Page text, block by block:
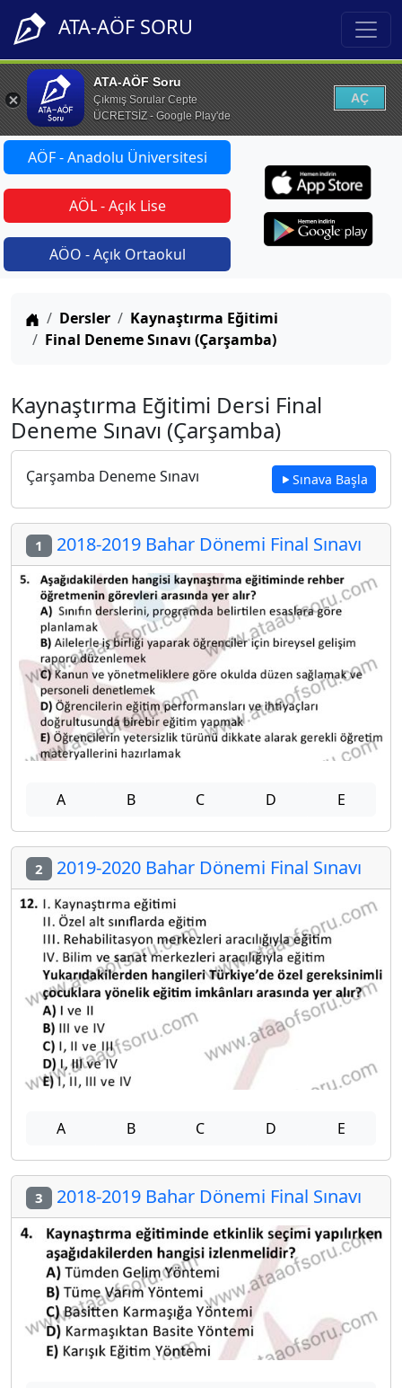
ATA-AÖF SORU
ATA-AÖF Soru
Çıkmış Sorular Cepte
ÜCRETSİZ - Google Play'de
AÇ
AÖF - Anadolu Üniversitesi
AÖL - Açık Lise
AÖO - Açık Ortaokul
Anasayfa
Dersler
Kaynaştırma Eğitimi
Final Deneme Sınavı (Çarşamba)
Kaynaştırma Eğitimi Dersi Final
Deneme Sınavı (Çarşamba)
Çarşamba Deneme Sınavı Sınava Başla
1 2018-2019 Bahar Dönemi Final Sınavı
A B C D E
2 2019-2020 Bahar Dönemi Final Sınavı
A B C D E
3 2018-2019 Bahar Dönemi Final Sınavı